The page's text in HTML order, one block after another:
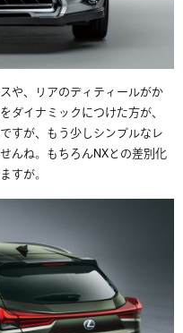
や、リアのディティールがか
イナミックにつけた方が、
すが、もう少しシンプルなレ
んね。もちろんNXとの差別化
すが。